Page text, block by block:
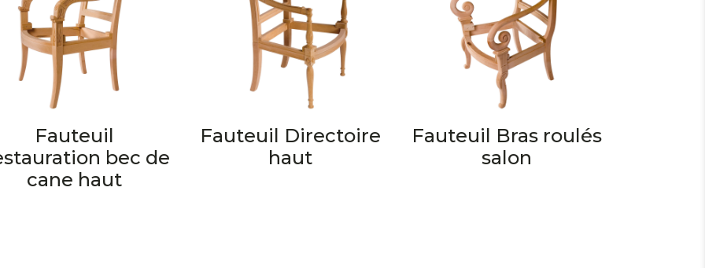
Fauteuil
bec de
cane haut
Fauteuil Directoire
haut
Fauteuil Bras roulés
salon